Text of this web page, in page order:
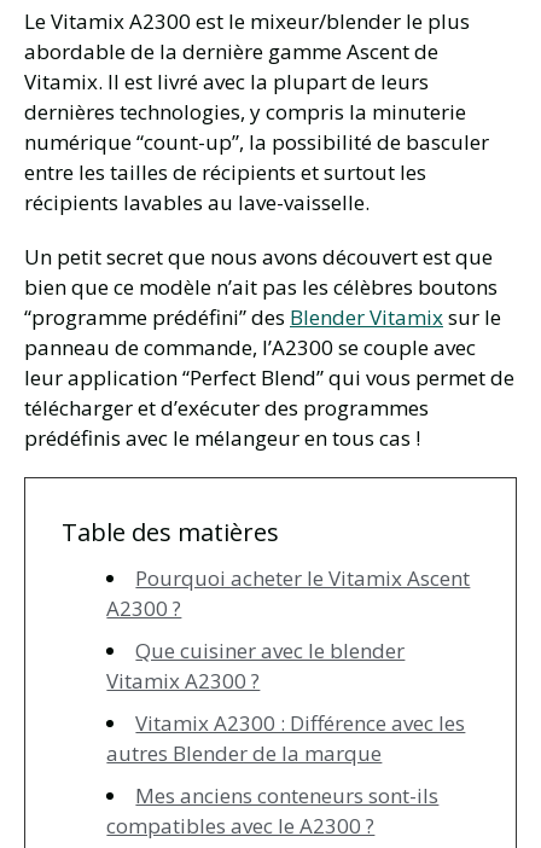
Le Vitamix A2300 est le mixeur/blender le plus
abordable de la dernière gamme Ascent de
Vitamix. Il est livré avec la plupart de leurs
dernières technologies, y compris la minuterie
numérique “count-up”, la possibilité de basculer
entre les tailles de récipients et surtout les
récipients lavables au lave-vaisselle.
Un petit secret que nous avons découvert est que
bien que ce modèle n’ait pas les célèbres boutons
“programme prédéfini” des Blender Vitamixsur le
panneau de commande, l’A2300 se couple avec
leur application “Perfect Blend” qui vous permet de
télécharger et d’exécuter des programmes
prédéfinis avec le mélangeur en tous cas !
Table des matières
Pourquoi acheter le Vitamix Ascent
A2300 ?
Que cuisiner avec le blender
Vitamix A2300 ?
Vitamix A2300 : Différence avec les
autres Blender de la marque
Mes anciens conteneurs sont-ils
compatibles avec le A2300 ?